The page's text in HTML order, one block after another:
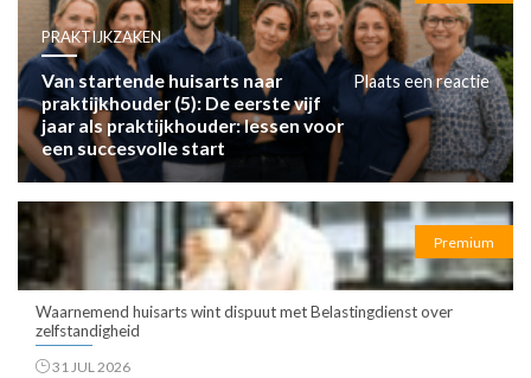
PRAKTIJKZAKEN
Van startende huisarts naar
praktijkhouder (5): De eerste vijf
jaar als praktijkhouder: lessen voor
een succesvolle start
Plaats een reactie
Premium
Waarnemend huisarts wint dispuut met Belastingdienst over
zelfstandigheid
31 JUL 2026